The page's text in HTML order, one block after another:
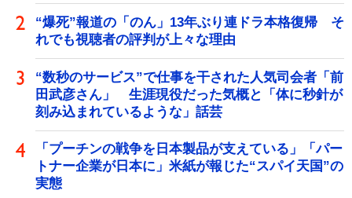
“爆死”報道の「のん」13年ぶり連ドラ本格復帰 そ
れでも視聴者の評判が上々な理由
“数秒のサービス”で仕事を干された人気司会者「前
田武彦さん」 生涯現役だった気概と「体に秒針が
刻み込まれているような」話芸
「プーチンの戦争を日本製品が支えている」「パー
トナー企業が日本に」米紙が報じた“スパイ天国”の
実態